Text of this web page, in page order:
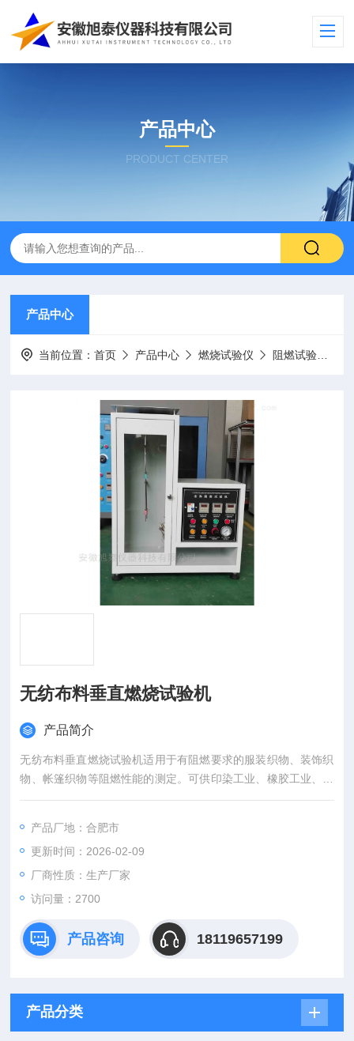
产品中心
PRODUCT CENTER
产品中心
当前位置：首页 产品中心 燃烧试验仪 阻燃试验机
无纺布料垂直燃烧试验机
产品简介
无纺布料垂直燃烧试验机适用于有阻燃要求的服装织物、装饰织
物、帐篷织物等阻燃性能的测定。可供印染工业、橡胶工业、纺
织品检验部门和科研单位使用。
产品厂地：合肥市
更新时间：2026-02-09
厂商性质：生产厂家
访问量：2700
产品咨询 18119657199
产品分类